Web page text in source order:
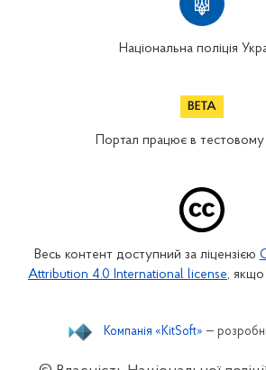
Національна поліція
Портал працює в тестовому
Весь контент доступний за ліцензією
Attribution 4.0 International license, якщо
Компанія «KitSoft» —